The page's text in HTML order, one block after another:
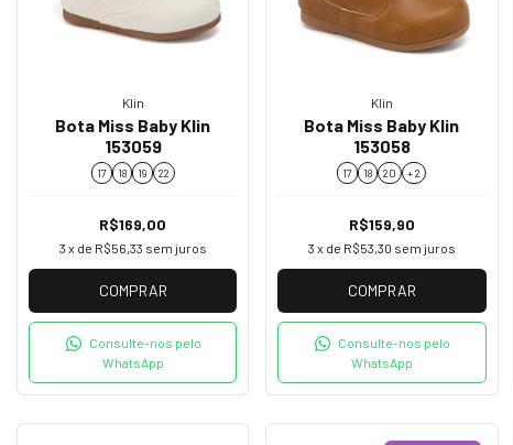
Klin
Bota Miss Baby Klin
153059
17 18 19 22
R$169,00
3 x de R$56,33 sem juros
COMPRAR
Consulte-nos pelo
WhatsApp
Klin
Bota Miss Baby Klin
153058
17 18 20 + 2
R$159,90
3 x de R$53,30 sem juros
COMPRAR
Consulte-nos pelo
WhatsApp